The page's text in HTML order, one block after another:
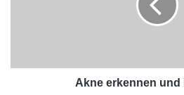
Akne erkennen und